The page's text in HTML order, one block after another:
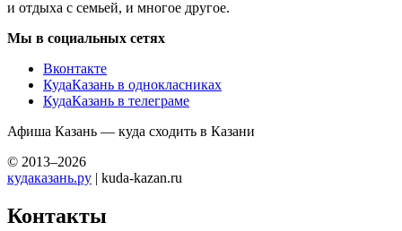
и отдыха с семьей, и многое другое.
Мы в социальных сетях
Вконтакте
КудаКазань в однокласниках
КудаКазань в телеграме
Афиша Казань — куда сходить в Казани
© 2013–2026
кудаказань.ру | kuda-kazan.ru
Контакты